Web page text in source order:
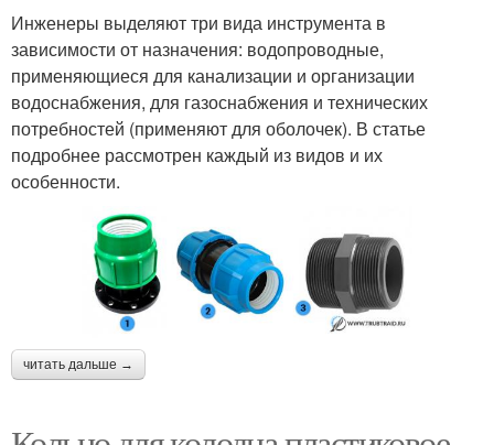
Инженеры выделяют три вида инструмента в
зависимости от назначения: водопроводные,
применяющиеся для канализации и организации
водоснабжения, для газоснабжения и технических
потребностей (применяют для оболочек). В статье
подробнее рассмотрен каждый из видов и их
особенности.
читать дальше →